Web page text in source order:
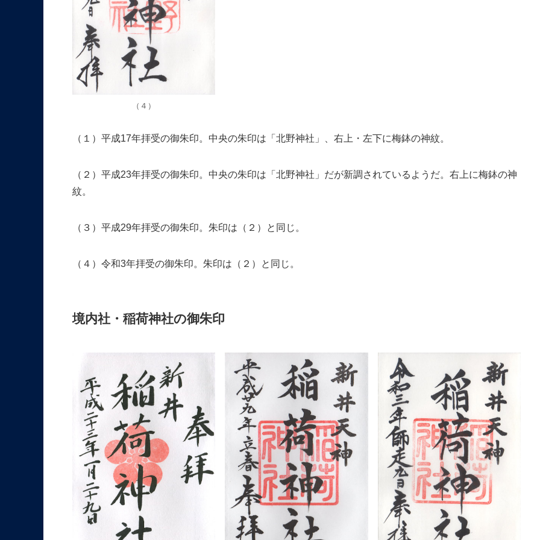
（４）
（１）平成17年拝受の御朱印。中央の朱印は「北野神社」、右上・左下に梅鉢の神紋。
（２）平成23年拝受の御朱印。中央の朱印は「北野神社」だが新調されているようだ。右上に梅鉢の神
紋。
（３）平成29年拝受の御朱印。朱印は（２）と同じ。
（４）令和3年拝受の御朱印。朱印は（２）と同じ。
境内社・稲荷神社の御朱印